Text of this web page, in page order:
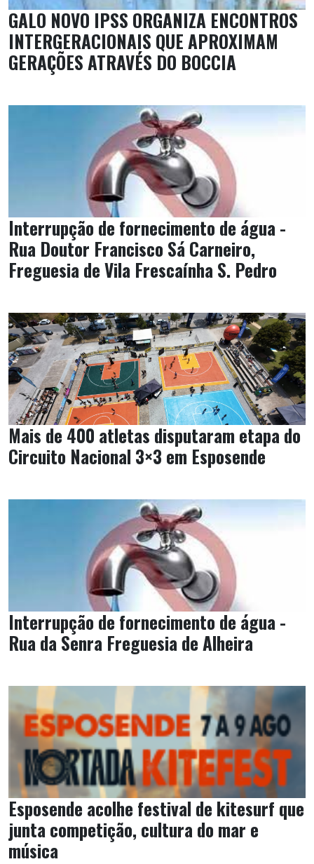
GALO NOVO IPSS ORGANIZA ENCONTROS
INTERGERACIONAIS QUE APROXIMAM
GERAÇÕES ATRAVÉS DO BOCCIA
Interrupção de fornecimento de água -
Rua Doutor Francisco Sá Carneiro,
Freguesia de Vila Frescaínha S. Pedro
Mais de 400 atletas disputaram etapa do
Circuito Nacional 3×3 em Esposende
Interrupção de fornecimento de água -
Rua da Senra Freguesia de Alheira
Esposende acolhe festival de kitesurf que
junta competição, cultura do mar e
música